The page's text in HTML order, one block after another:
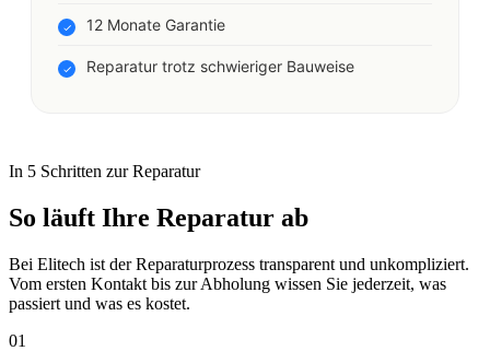
12 Monate Garantie
Reparatur trotz schwieriger Bauweise
In 5 Schritten zur Reparatur
So läuft Ihre Reparatur ab
Bei Elitech ist der Reparaturprozess transparent und unkompliziert.
Vom ersten Kontakt bis zur Abholung wissen Sie jederzeit, was
passiert und was es kostet.
01